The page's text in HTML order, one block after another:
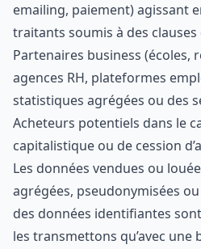
emailing, paiement) agissant
traitants soumis à des
Partenaires business (écoles,
agences RH, plateformes
statistiques agrégées ou des
Acheteurs potentiels dans le
capitalistique ou de cession
Les données vendues ou
agrégées, pseudonymisées
des données identifiantes
les transmettons qu’avec une